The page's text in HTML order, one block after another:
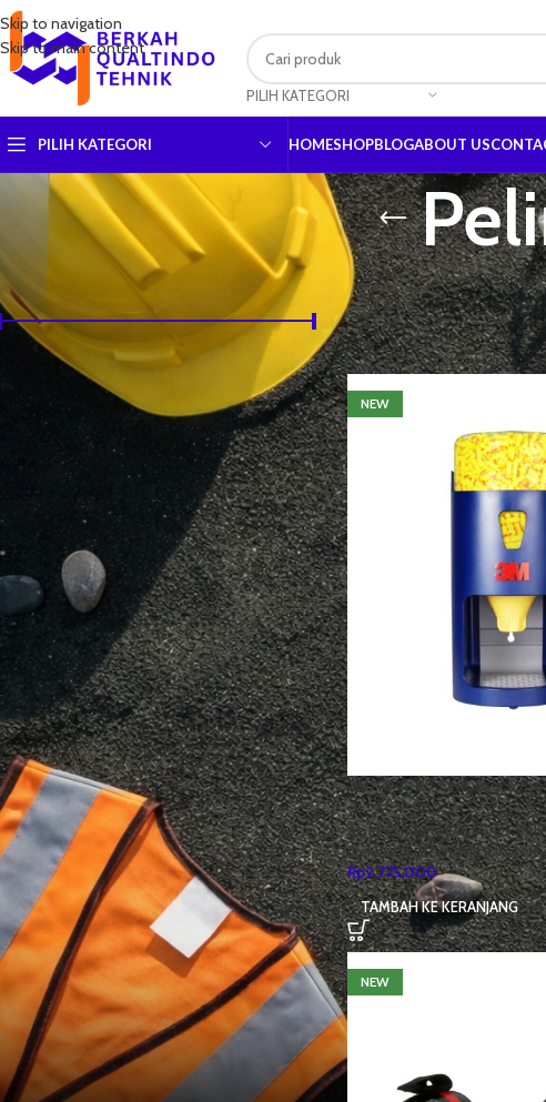
Skip to navigation
Skip to main content
PILIH KATEGORI
PILIH KATEGORI HOMESHOPBLOGABOUT US
URUTKAN BERDASARKAN HARGA
SARING
Rp3,330 Rp2,775,000
URUTKAN BERDASARKAN BRAND
3M 13
Honeywell 3
STOCK STATUS
Sedang diskon
Stok tersedia
PRODUK RATING TERTINGGI
Masker Medis Sensi Convex
Earloop 4Ply isi 20Pcs Abu-abu
Rp 210,000 Rp 207,924
Sarung Tangan Safety
KLEENGUARD G60 Purple Nitrile
Cut Resist
Rp277,500
Earmuff, dll
Beranda Alat Pelindung Diri
NEW
3M™ E-A-R™ One Touch
Dispenser 391-0000
Alat Pelindung Diri (APD),
Elektronik, Komunikasi &
Rp2,775,000
TAMBAH KE KERANJANG
NEW